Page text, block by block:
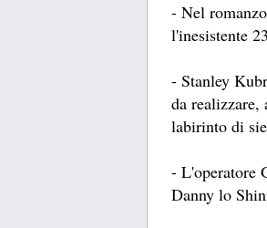
- Nel
l'inesistente
- Stanley
da
labirinto di
- L'operatore
Danny lo